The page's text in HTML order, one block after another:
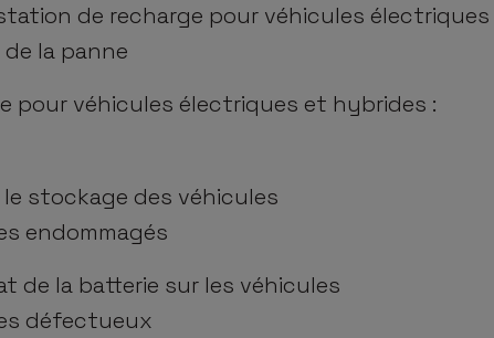
de recharge pour véhicules électriques
la panne
pour véhicules électriques et hybrides :
stockage des véhicules
endommagés
de la batterie sur les véhicules
défectueux